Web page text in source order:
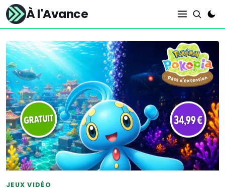
À l'Avance
JEUX VIDÉO